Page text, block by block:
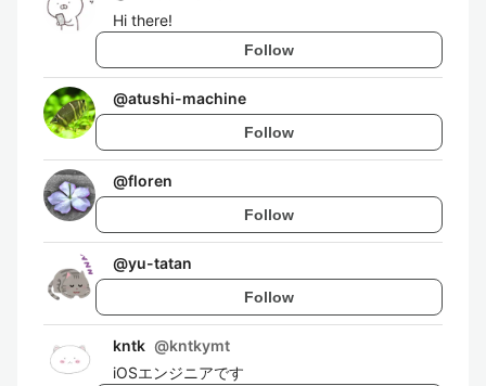
Hi there!
Follow
@atushi-machine
Follow
@floren
Follow
@yu-tatan
Follow
kntk @kntkymt
iOSエンジニアです